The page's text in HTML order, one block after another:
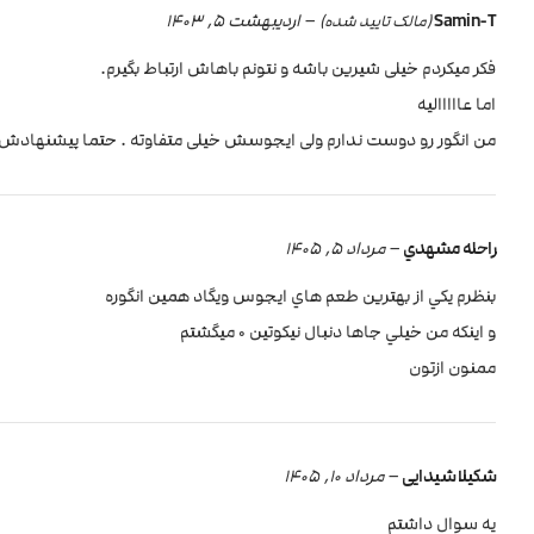
Samin-T(مالک تایید شده) –اردیبهشت 5, 1403
فکر میکردم خیلی شیرین باشه و نتونم باهاش ارتباط بگیرم.
اما عااااالیه
من انگور رو دوست ندارم ولی ایجوسش خیلی متفاوته . حتما
راحله مشهدي– مرداد 5, 1405
بنظرم يكي از بهترين طعم هاي ايجوس ويگاد همين انگوره
و اينكه من خيلي جاها دنبال نيكوتين 0 ميگشتم
ممنون ازتون
شکیلا شیدایی– مرداد 10, 1405
یه سوال داشتم